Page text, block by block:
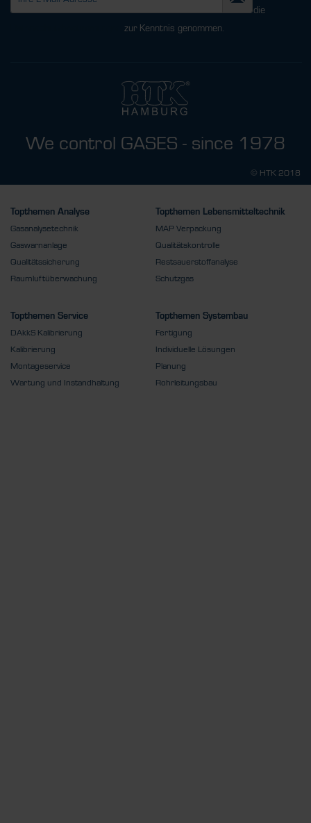
die
zur Kenntnis genommen.
We control GASES - since 1978
© HTK 2018
Topthemen Analyse
Gasanalysetechnik
Gaswarnanlage
Qualitätssicherung
Raumluftüberwachung
Topthemen Lebensmitteltechnik
MAP Verpackung
Qualitätskontrolle
Restsauerstoffanalyse
Schutzgas
Topthemen Service
DAkkS Kalibrierung
Kalibrierung
Montageservice
Wartung und Instandhaltung
Topthemen Systembau
Fertigung
Individuelle Lösungen
Planung
Rohrleitungsbau